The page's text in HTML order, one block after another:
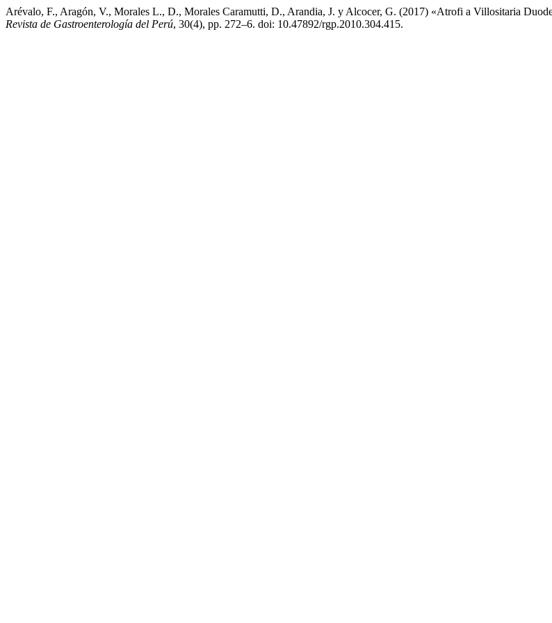
Arévalo, F., Aragón, V., Morales L., D., Morales Caramutti, D., Arandia, J. y Alcocer, G. (2017) «Atrofi a Villositaria
Revista de Gastroenterología del Perú, 30(4), pp. 272–6. doi: 10.47892/rgp.2010.304.415.